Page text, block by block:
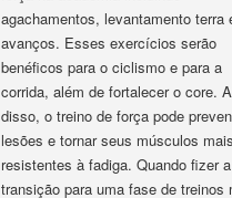
agachamentos, levantamento terra
avanços. Esses exercícios serão
benéficos para o ciclismo e para a
corrida, além de fortalecer o core.
disso, o treino de força pode
lesões e tornar seus músculos mais
resistentes à fadiga. Quando fizer a
transição para uma fase de treinos